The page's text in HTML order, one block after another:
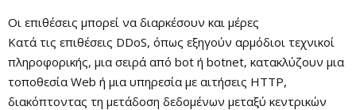
Οι επιθέσεις μπορεί να διαρκέσουν και μέρες
Κατά τις επιθέσεις DDoS, όπως εξηγούν αρμόδιοι τεχνικοί
πληροφορικής, μια σειρά από bot ή botnet, κατακλύζουν μια
τοποθεσία Web ή μια υπηρεσία με αιτήσεις HTTP,
διακόπτoντας τη μετάδοση δεδομένων μεταξύ κεντρικών